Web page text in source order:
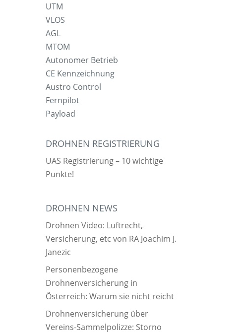
UTM
VLOS
AGL
MTOM
Autonomer Betrieb
CE Kennzeichnung
Austro Control
Fernpilot
Payload
DROHNEN REGISTRIERUNG
UAS Registrierung – 10 wichtige
Punkte!
DROHNEN NEWS
Drohnen Video: Luftrecht,
Versicherung, etc von RA Joachim J.
Janezic
Personenbezogene
Drohnenversicherung in
Österreich: Warum sie nicht reicht
Drohnenversicherung über
Vereins-Sammelpolizze: Storno